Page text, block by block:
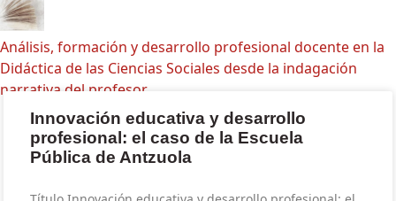
Análisis, formación y desarrollo profesional docente en la
Didáctica de las Ciencias Sociales desde la indagación
narrativa del profesor
Innovación educativa y desarrollo
profesional: el caso de la Escuela
Pública de Antzuola